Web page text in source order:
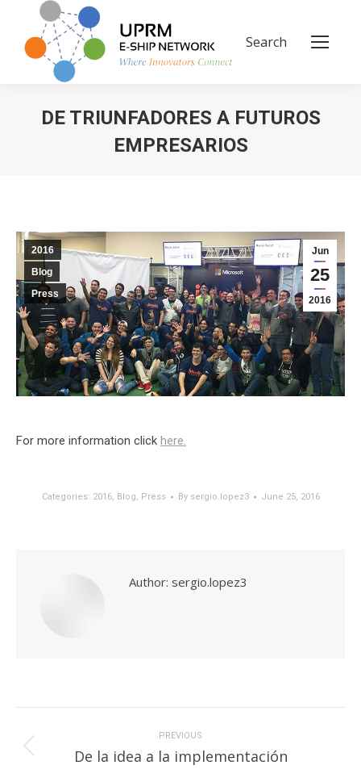
Search:
Search
DE TRIUNFADORES A FUTUROS
EMPRESARIOS
Jun
25
2016
2016
Blog
Press
For more information click here.
Categories: 2016, Blog, Press By sergio.lopez3 June 25, 2016
Author: sergio.lopez3
PREVIOUS
Previous
post:
De la idea a la implementación